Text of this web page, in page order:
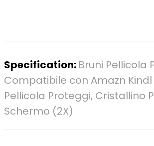
Specification: Bruni Pellicola
Compatibile con Amazn Kindl
Pellicola Proteggi, Cristallino
Schermo (2X)